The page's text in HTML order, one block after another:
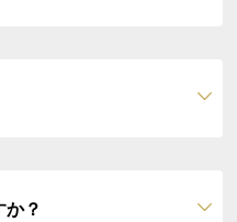
？